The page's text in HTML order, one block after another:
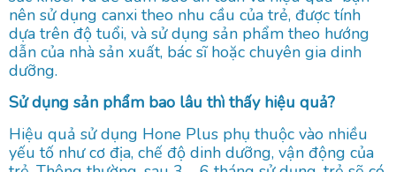
nên sử dụng canxi theo nhu cầu của trẻ, được tính
dựa trên độ tuổi, và sử dụng sản phẩm theo hướng
dẫn của nhà sản xuất, bác sĩ hoặc chuyên gia dinh
dưỡng.
Sử dụng sản phẩm bao lâu thì thấy hiệu quả?
Hiệu quả sử dụng Hone Plus phụ thuộc vào nhiều
yếu tố như cơ địa, chế độ dinh dưỡng, vận động của